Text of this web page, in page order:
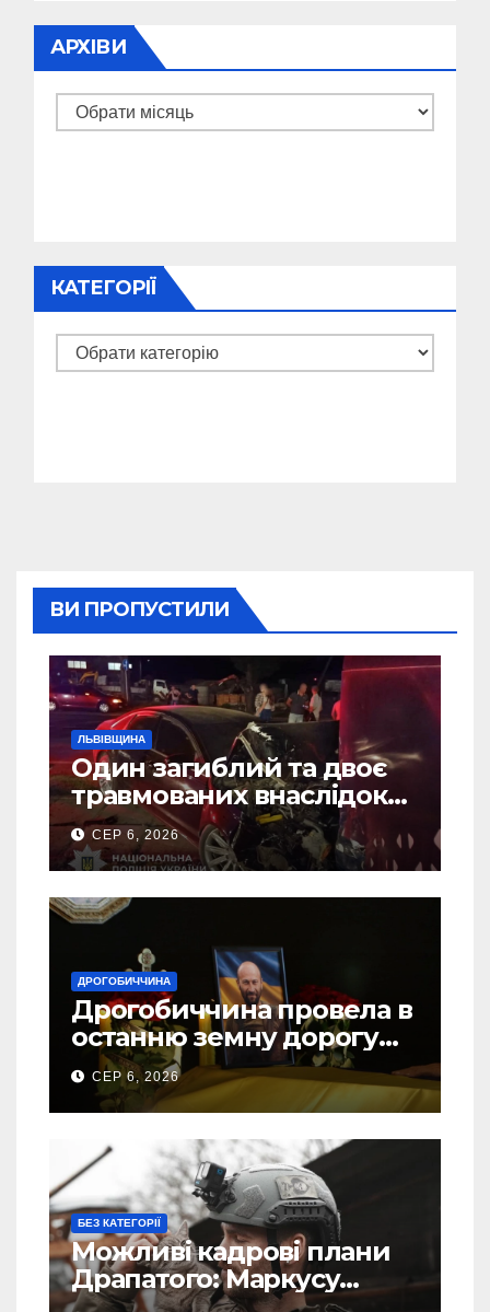
АРХІВИ
Архіви
КАТЕГОРІЇ
Категорії
ВИ ПРОПУСТИЛИ
ЛЬВІВЩИНА
Один загиблий та двоє
травмованих внаслідок
ДТП на Самбірщині
СЕР 6, 2026
ДРОГОБИЧЧИНА
Дрогобиччина провела в
останню земну дорогу
свого Захисника – Олега
Торського
СЕР 6, 2026
БЕЗ КАТЕГОРІЇ
Можливі кадрові плани
Драпатого: Маркусу